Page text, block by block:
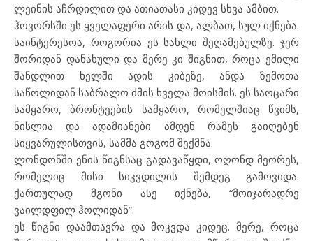
ლეინის აჩრდილით და ათიათასი კიდევ სხვა ამბით.
ჰოვორსში ეს ყველაფერი არის და, ალბათ, სულ იქნება.
საინტერესოა, როგორია ეს სახლი შეღამებულზე. ჯერ
შორიდან დანახული და მერე კი შიგნით, როცა ემილი
შანდლით ხელში ადის კიბეზე, ანდა ზემოთა
საწოლიდან საბრალო ძმის ხველა მოისმის. ეს საოცარი
სამყარო, ბრონტეების სამყარო, რომელშიაც წვიმს,
ნისლია და ადამიანები ამდენ რამეს გაიღებენ
სიყვარულისთვის, სამმა გოგომ შექმნა.
ლონდონში ენის წიგნსაც გადავაწყდი, ოღონდ მეორეს,
რომელიც მისი სიკვდილის შემდეგ გამოვიდა.
ქართულად მგონი ასე იქნება, “მოიჯარადრე
ვაილდფილ ჰოლიდან”.
ეს წიგნი დაამთავრა და მოკვდა კიდეც. მერე, როცა